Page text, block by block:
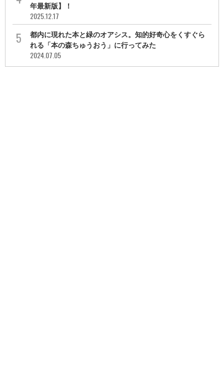
年最新版】！
2025.12.17
都内に現れた本と緑のオアシス。知的好奇心をくすぐら
れる「本の森ちゅうおう」に行ってみた
2024.07.05